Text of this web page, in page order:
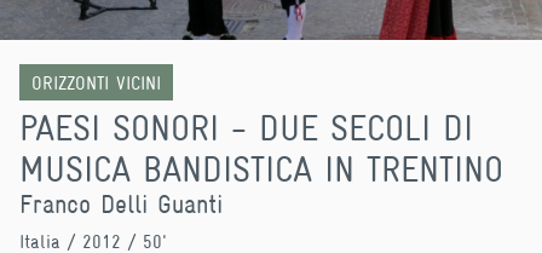
ORIZZONTI VICINI
PAESI SONORI - DUE SECOLI DI
MUSICA BANDISTICA IN TRENTINO
Franco Delli Guanti
Italia / 2012 / 50'